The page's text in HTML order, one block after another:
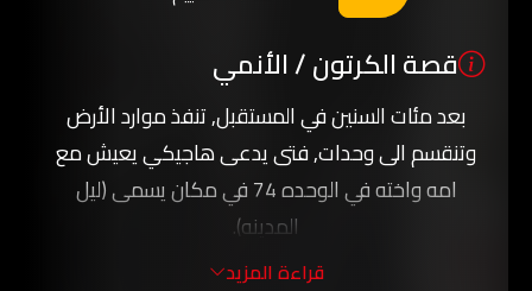
قصة الكرتون / الأنمي
بعد مئات السنين في المستقبل, تنفذ موارد الأرض
وتنقسم الى وحدات, فتى يدعى هاجيكي يعيش مع
امه واخته في الوحده 74 في مكان يسمى (ليل
المدينه).
القصة الرئيسيه هو حجر يسمى (جاد) لديه القدرة على
قراءة المزيد